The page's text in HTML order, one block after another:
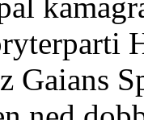
Gaians